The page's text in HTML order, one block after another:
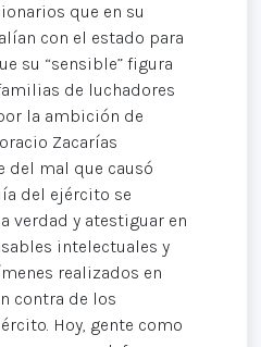
que en su
con el estado para
su “sensible” figura
de luchadores
la ambición de
Zacarías
del mal que causó
del ejército se
verdad y atestiguar en
intelectuales y
realizados en
contra de los
Hoy, gente como